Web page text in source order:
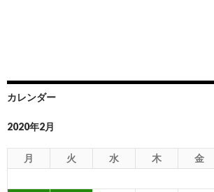
カレンダー
2020年2月
月 火 水 木 金